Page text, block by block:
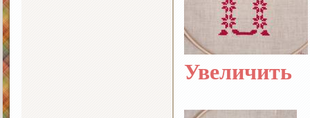
Увеличить